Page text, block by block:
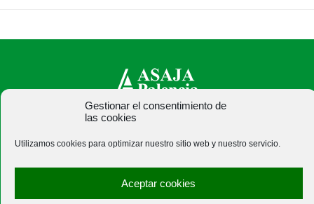
Gestionar el consentimiento de
las cookies
Utilizamos cookies para optimizar nuestro sitio web y nuestro servicio.
Aceptar cookies
C/ Felipe Prieto, 8. Pza. Bigar Centro - 34001 Palencia -
asajapalencia@asajapalencia.com